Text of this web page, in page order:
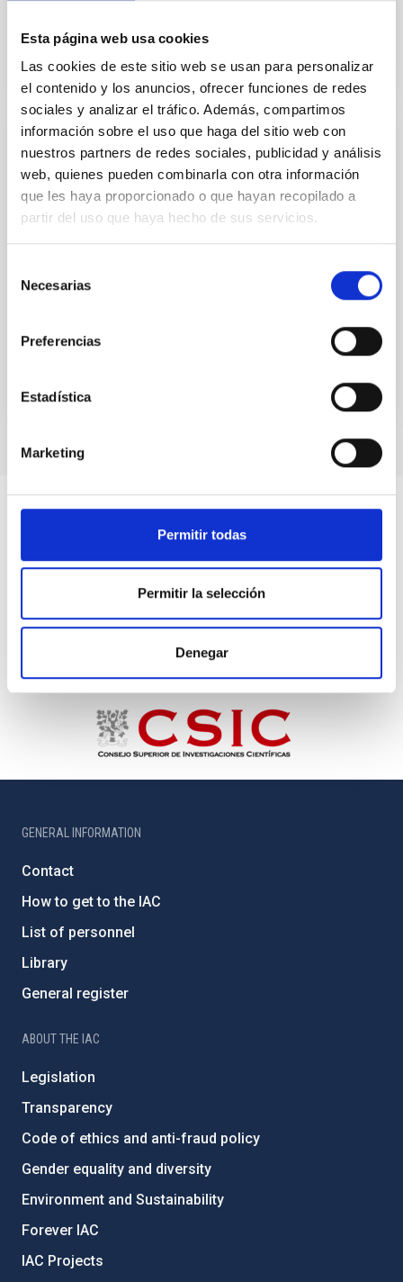
Esta página web usa cookies
Las cookies de este sitio web se usan para personalizar
el contenido y los anuncios, ofrecer funciones de redes
sociales y analizar el tráfico. Además, compartimos
información sobre el uso que haga del sitio web con
nuestros partners de redes sociales, publicidad y análisis
web, quienes pueden combinarla con otra información
que les haya proporcionado o que hayan recopilado a
partir del uso que haya hecho de sus servicios.
Necesarias
Preferencias
Estadística
Marketing
Permitir todas
Permitir la selección
Denegar
LEAFLET
Ciencia GTC 2009-2014: gran ciencia para
un gran telescopio
avanzados del mundo. Inició su fase de producción
GENERAL INFORMATION
Contact
How to get to the IAC
List of personnel
Library
General register
ABOUT THE IAC
Legislation
Transparency
Code of ethics and anti-fraud policy
Gender equality and diversity
Environment and Sustainability
Forever IAC
IAC Projects